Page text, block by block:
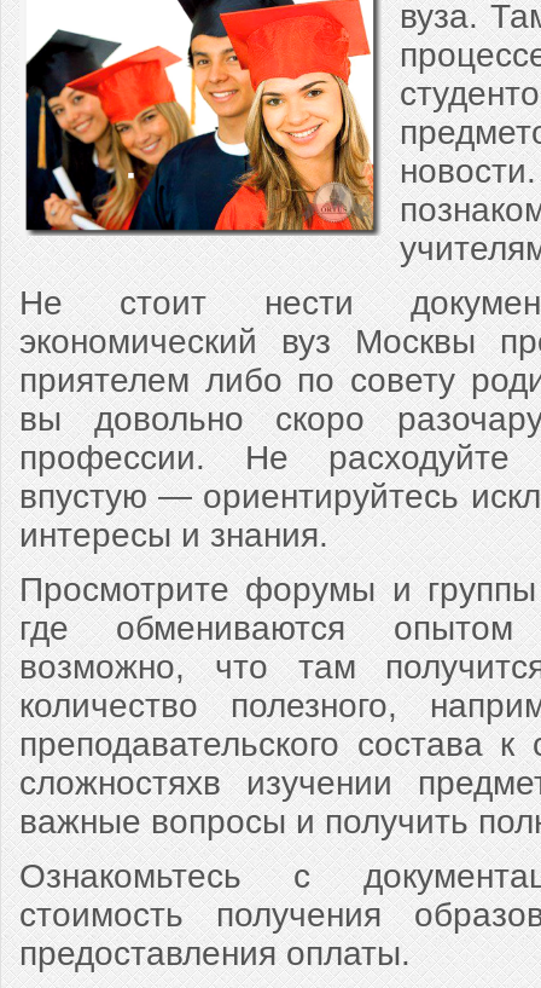
вуза.
Не стоит нести
экономический вуз Москвы
приятелем либо по совету
вы довольно скоро
профессии. Не расходуйте
впустую — ориентируйтесь
интересы и знания.
Просмотрите форумы и
где обмениваются
возможно, что там
количество полезного,
преподавательского состава
сложностяхв изучении
важные вопросы и получить
Ознакомьтесь с
стоимость получения
предоставления оплаты.